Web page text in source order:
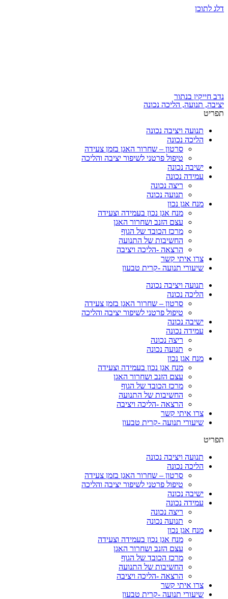
דלג לתוכן
נדב חייקין בנתור
יציבה, תנועה, הליכה נכונה
תפריט
תנועה ויציבה נכונה
הליכה נכונה
סרטון – שחרור האגן בזמן צעידה
טיפול פרטני לשיפור יציבה והליכה
ישיבה נכונה
עמידה נכונה
ריצה נכונה
תנועה נכונה
מנח אגן נכון
מנח אגן נכון בעמידה וצעידה
עצם הזנב ושחרור האגן
מרכז הכובד של הגוף
החשיבות של התנועה
הרצאה -הליכה ויציבה
צרו איתי קשר
שיעורי תנועה -קרית טבעון
תנועה ויציבה נכונה
הליכה נכונה
סרטון – שחרור האגן בזמן צעידה
טיפול פרטני לשיפור יציבה והליכה
ישיבה נכונה
עמידה נכונה
ריצה נכונה
תנועה נכונה
מנח אגן נכון
מנח אגן נכון בעמידה וצעידה
עצם הזנב ושחרור האגן
מרכז הכובד של הגוף
החשיבות של התנועה
הרצאה -הליכה ויציבה
צרו איתי קשר
שיעורי תנועה -קרית טבעון
תפריט
תנועה ויציבה נכונה
הליכה נכונה
סרטון – שחרור האגן בזמן צעידה
טיפול פרטני לשיפור יציבה והליכה
ישיבה נכונה
עמידה נכונה
ריצה נכונה
תנועה נכונה
מנח אגן נכון
מנח אגן נכון בעמידה וצעידה
עצם הזנב ושחרור האגן
מרכז הכובד של הגוף
החשיבות של התנועה
הרצאה -הליכה ויציבה
צרו איתי קשר
שיעורי תנועה -קרית טבעון